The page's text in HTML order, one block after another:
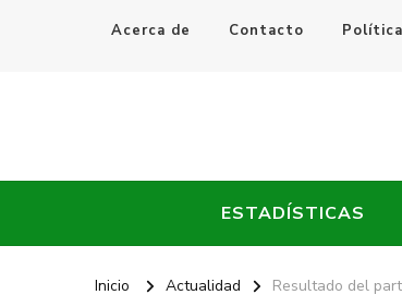
Acerca de Contacto
Every Fútbol
ESTADÍSTICAS
Inicio Actualidad Resultado del